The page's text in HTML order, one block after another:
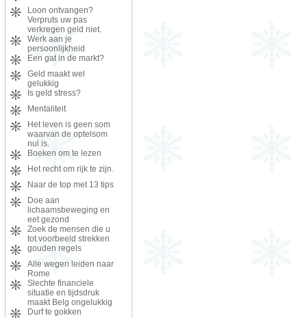
Loon ontvangen?
Verpruts uw pas
verkregen geld niet.
Werk aan je
persoonlijkheid
Een gat in de markt?
Geld maakt wel
gelukkig
Is geld stress?
Mentaliteit
Het leven is geen som
waarvan de optelsom
nul is.
Boeken om te lezen
Het recht om rijk te zijn.
Naar de top met 13 tips
Doe aan
lichaamsbeweging en
eet gezond
Zoek de mensen die u
tot voorbeeld strekken
gouden regels
Alle wegen leiden naar
Rome
Slechte financiele
situatie en tijdsdruk
maakt Belg ongelukkig
Durf te gokken